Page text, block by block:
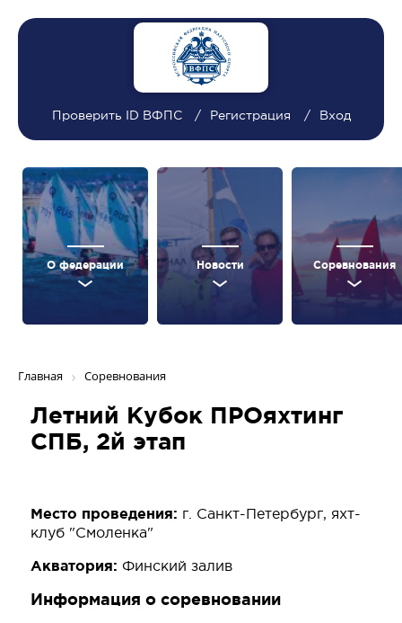
Проверить ID ВФПС Регистрация Вход
О федерации Новости Соревнования
Главная Соревнования
Летний Кубок ПРОяхтинг
СПБ, 2й этап
Место проведения: г. Санкт-Петербург, яхт-
клуб "Смоленка"
Акватория: Финский залив
Информация о соревновании